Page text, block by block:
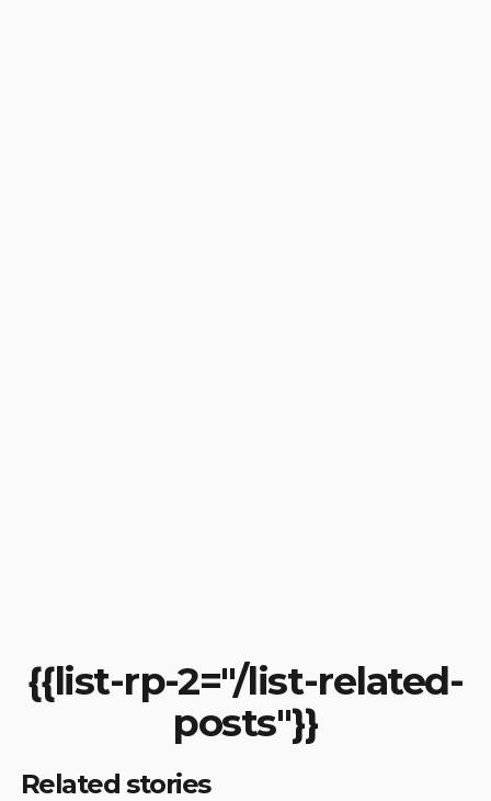
{{list-rp-2="/list-related-
posts"}}
Related stories